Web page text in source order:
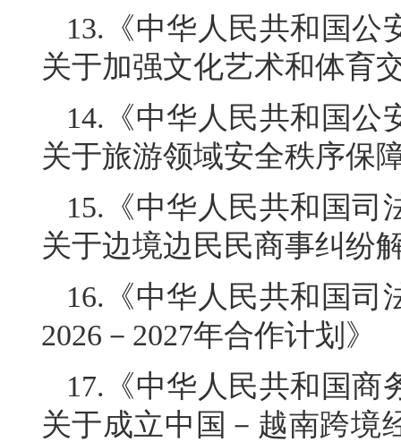
13.《中华人民共和国公
关于加强文化艺术和体育
14.《中华人民共和国公
关于旅游领域安全秩序保
15.《中华人民共和国司
关于边境边民民商事纠纷
16.《中华人民共和国司
2026－2027年合作计划》
17.《中华人民共和国商
关于成立中国－越南跨境